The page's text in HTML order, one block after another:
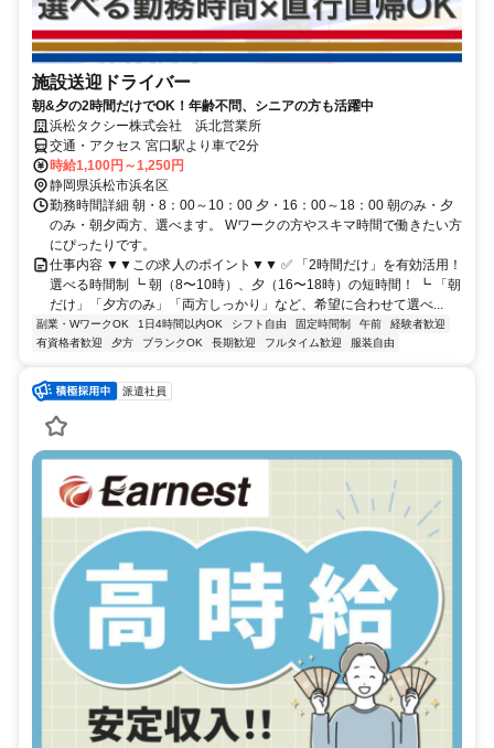
施設送迎ドライバー
朝&夕の2時間だけでOK！年齢不問、シニアの方も活躍中
浜松タクシー株式会社 浜北営業所
交通・アクセス 宮口駅より車で2分
時給1,100円～1,250円
静岡県浜松市浜名区
勤務時間詳細 朝・8：00～10：00 夕・16：00～18：00 朝のみ・夕
のみ・朝夕両方、選べます。 Wワークの方やスキマ時間で働きたい方
にぴったりです。
仕事内容 ▼▼この求人のポイント▼▼ ✅ 「2時間だけ」を有効活用！
選べる時間制 ┗ 朝（8〜10時）、夕（16〜18時）の短時間！ ┗ 「朝
だけ」「夕方のみ」「両方しっかり」など、希望に合わせて選べ...
副業・WワークOK 1日4時間以内OK シフト自由 固定時間制 午前
経験者歓迎
有資格者歓迎
夕方 ブランクOK 長期歓迎 フルタイム歓迎 服装自由
派遣社員